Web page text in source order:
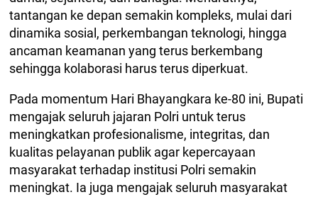
tantangan ke depan semakin kompleks, mulai dari
dinamika sosial, perkembangan teknologi, hingga
ancaman keamanan yang terus berkembang
sehingga kolaborasi harus terus diperkuat.
Pada momentum Hari Bhayangkara ke-80 ini, Bupati
mengajak seluruh jajaran Polri untuk terus
meningkatkan profesionalisme, integritas, dan
kualitas pelayanan publik agar kepercayaan
masyarakat terhadap institusi Polri semakin
meningkat. Ia juga mengajak seluruh masyarakat